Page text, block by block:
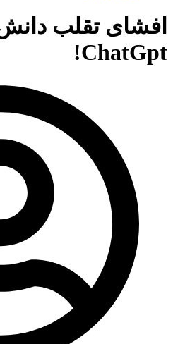
افشای تقلب
ChatGpt!